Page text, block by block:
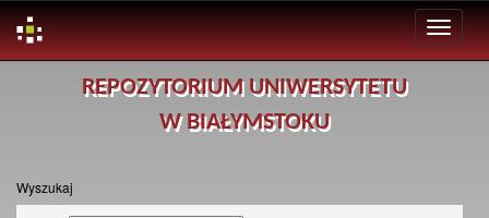
REPOZYTORIUM UNIWERSYTETU
W BIAŁYMSTOKU
Wyszukaj